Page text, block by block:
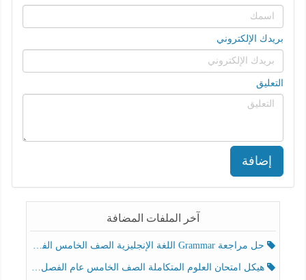
بريدك الإلكتروني
التعليق
إضافة
آخر الملفات المضافة
حل مراجعة Grammar اللغة الإنجليزية الصف الخامس الفصل الثالث
هيكل امتحان العلوم المتكاملة الصف الخامس عام الفصل الدراسي الثالث 2025-2026